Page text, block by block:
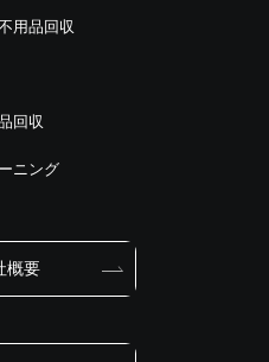
用品回収
回収
ニング
概要